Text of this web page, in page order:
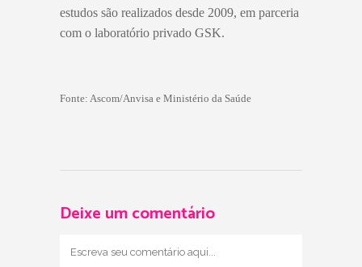
estudos são realizados desde 2009, em parceria
com o laboratório privado GSK.
Fonte: Ascom/Anvisa e Ministério da Saúde
Deixe um comentário